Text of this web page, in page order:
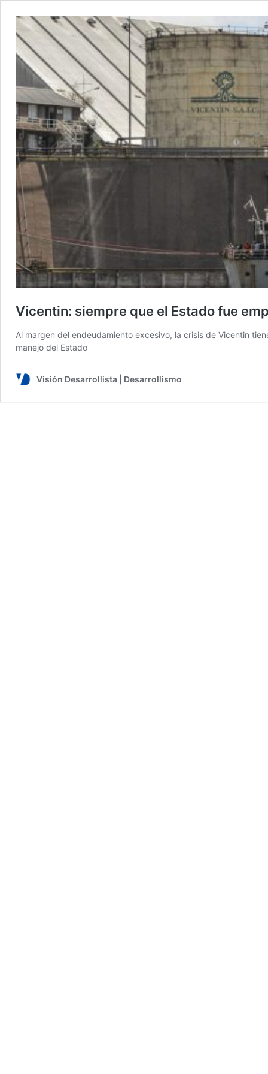
Vicentin: siempre que el Estado fue
Al margen del endeudamiento excesivo, la crisis de Vicentin
manejo del Estado
Visión Desarrollista | Desarrollismo